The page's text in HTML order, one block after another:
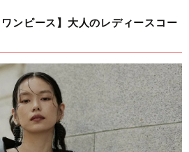
ワンピース】大人のレディースコー